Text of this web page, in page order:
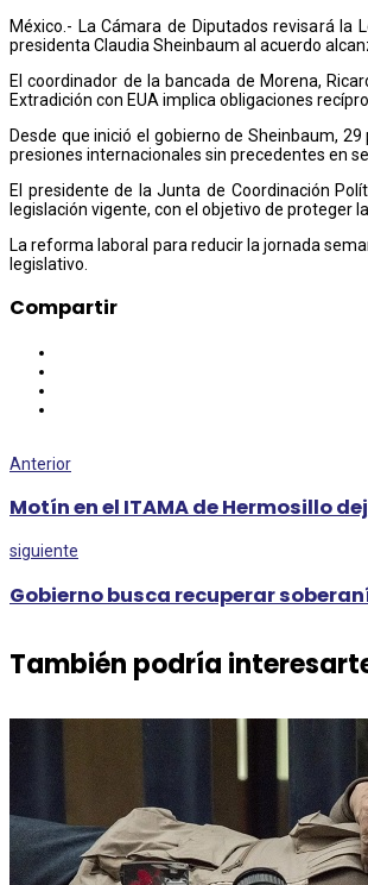
México.- La Cámara de Diputados revisará
presidenta Claudia Sheinbaum al acuerdo
El coordinador de la bancada de Morena,
Extradición con EUA implica obligaciones
Desde que inició el gobierno de Sheinbaum,
presiones internacionales sin precedentes en
El presidente de la Junta de Coordinación
legislación vigente, con el objetivo de proteger
La reforma laboral para reducir la jornada
legislativo.
Compartir
Anterior
Motín en el ITAMA de Hermosillo
siguiente
Gobierno busca recuperar
También podría